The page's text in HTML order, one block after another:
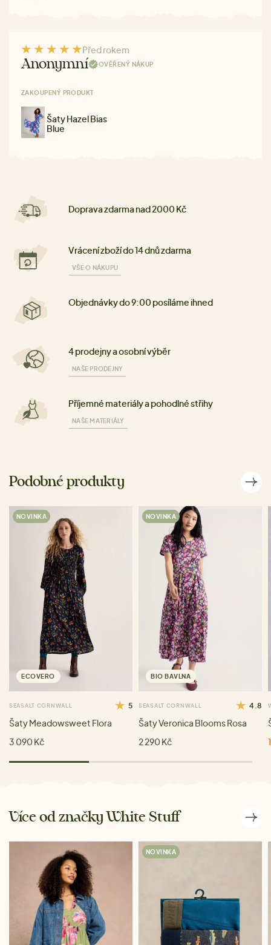
Před rokem
Anonymní OVĚŘENÝ NÁKUP
ZAKOUPENÝ PRODUKT
Šaty Hazel Bias
Blue
Doprava zdarma nad 2000 Kč
Vrácení zboží do 14 dnů zdarma
VŠE O NÁKUPU
Objednávky do 9:00 posíláme ihned
4 prodejny a osobní výběr
NAŠE PRODEJNY
Příjemné materiály a pohodlné střihy
NAŠE MATERIÁLY
Podobné produkty
NOVINKA
ECOVERO
SEASALT CORNWALL 5
Šaty Meadowsweet Flora
3 090 Kč
NOVINKA
BIO BAVLNA
SEASALT CORNWALL 4.8
Šaty Veronica Blooms Rosa
2 290 Kč
Více od značky White Stuff
NOVINKA